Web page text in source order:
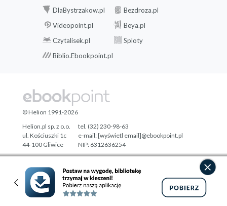
DlaBystrzakow.pl
Bezdroza.pl
Videopoint.pl
Beya.pl
Czytalisek.pl
Sploty
Biblio.Ebookpoint.pl
Designed with ♥ byTonik.pl
© Helion 1991-2026
Helion.pl sp. z o.o.
ul. Kościuszki 1c
44-100 Gliwice
tel. (32) 230-98-63
e-mail:[wyświetl email]@ebookpoint.pl
NIP: 6312636254
Regon: 241989027
Pełna wersja strony »